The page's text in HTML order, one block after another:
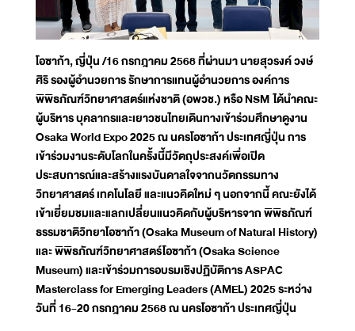
โอซาก้า, ญี่ปุ่น /16 กรกฎาคม 2568 ที่ผ่านมา นายสุวรงค์ วงษ์
ศิริ รองผู้อำนวยการ รักษาการแทนผู้อำนวยการ องค์การ
พิพิธภัณฑ์วิทยาศาสตร์แห่งชาติ (อพวช.) หรือ NSM ได้นำคณะ
ผู้บริหาร บุคลากรและเยาวชนไทยเดินทางเข้าร่วมศึกษาดูงาน
Osaka World Expo 2025 ณ นครโอซาก้า ประเทศญี่ปุ่น การ
เข้าร่วมงานระดับโลกในครั้งนี้มีวัตถุประสงค์เพื่อเปิด
ประสบการณ์และสร้างแรงบันดาลใจจากนวัตกรรมทาง
วิทยาศาสตร์ เทคโนโลยี และแนวคิดใหม่ ๆ นอกจากนี้ คณะยังได้
เข้าเยี่ยมชมและแลกเปลี่ยนแนวคิดกับผู้บริหารจาก พิพิธภัณฑ์
ธรรมชาติวิทยาโอซาก้า (Osaka Museum of Natural History)
และ พิพิธภัณฑ์วิทยาศาสตร์โอซาก้า (Osaka Science
Museum) และเข้าร่วมการอบรมเชิงปฏิบัติการ ASPAC
Masterclass for Emerging Leaders (AMEL) 2025 ระหว่าง
วันที่ 16-20 กรกฎาคม 2568 ณ นครโอซาก้า ประเทศญี่ปุ่น